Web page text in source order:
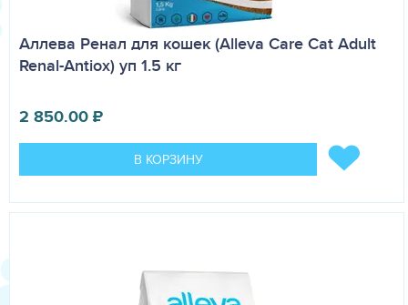
Аллева Ренал для кошек (Alleva Care Cat Adult
Renal-Antiox) уп 1.5 кг
2 850.00₽
В КОРЗИНУ